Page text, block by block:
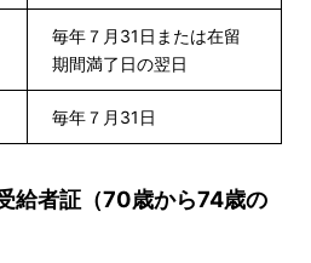
毎年７月31日または在留
期間満了日の翌日
毎年７月31日
給者証（70歳から74歳の